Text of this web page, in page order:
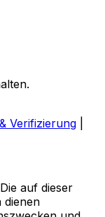
Verifizierung
Die auf dieser
dienen